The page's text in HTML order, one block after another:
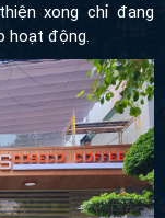
xong chỉ đang
hoạt động.